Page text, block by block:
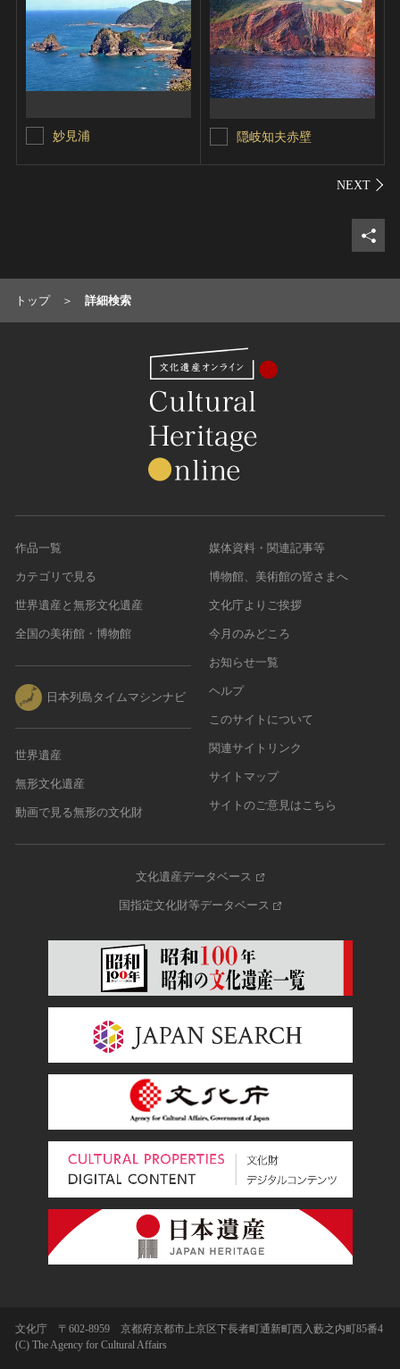
妙見浦 隠岐知夫赤壁
シェ
トップ 詳細検索
作品一覧
カテゴリで見る
世界遺産と無形文化遺産
全国の美術館・博物館
日本列島タイムマシンナビ
世界遺産
無形文化遺産
動画で見る無形の文化財
媒体資料・関連記事等
博物館、美術館の皆さまへ
文化庁よりご挨拶
今月のみどころ
お知らせ一覧
ヘルプ
このサイトについて
関連サイトリンク
サイトマップ
サイトのご意見はこちら
文化遺産データベース
国指定文化財等データベース
文化庁 〒602-8959 京都府京都市上京区下長者町通新町西入藪之内町85番4
(C) The Agency for Cultural Affairs